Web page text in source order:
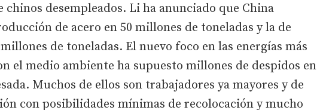
chinos desempleados. Li ha anunciado que China
de acero en 50 millones de toneladas y la de
de toneladas. El nuevo foco en las energías más
el medio ambiente ha supuesto millones de despidos en
Muchos de ellos son trabajadores ya mayores y de
con posibilidades mínimas de recolocación y mucho